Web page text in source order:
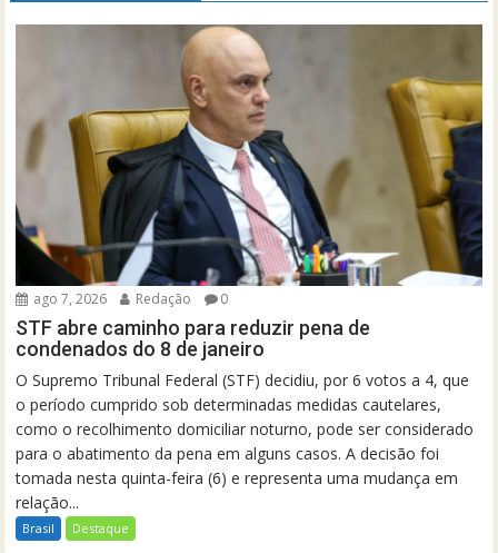
ago 7, 2026 Redação 0
STF abre caminho para reduzir pena de
condenados do 8 de janeiro
O Supremo Tribunal Federal (STF) decidiu, por 6 votos a 4, que
o período cumprido sob determinadas medidas cautelares,
como o recolhimento domiciliar noturno, pode ser considerado
para o abatimento da pena em alguns casos. A decisão foi
tomada nesta quinta-feira (6) e representa uma mudança em
relação...
Brasil Destaque